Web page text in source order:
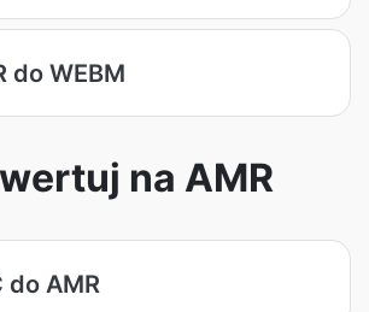
do WEBM
na AMR
do AMR